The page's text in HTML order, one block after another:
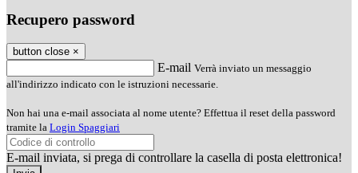
Recupero password
button close ×
E-mail Verrà inviato un messaggio
all'indirizzo indicato con le istruzioni necessarie.
Non hai una e-mail associata al nome utente? Effettua il reset della password
tramite la Login Spaggiari
E-mail inviata, si prega di controllare la casella di posta elettronica!